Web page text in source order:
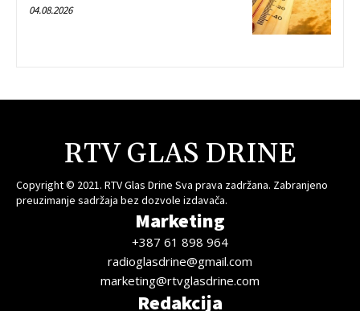
04.08.2026
RTV GLAS DRINE
Copyright © 2021. RTV Glas Drine Sva prava zadržana. Zabranjeno
preuzimanje sadržaja bez dozvole izdavača.
Marketing
+387 61 898 964
radioglasdrine@gmail.com
marketing@rtvglasdrine.com
Redakcija